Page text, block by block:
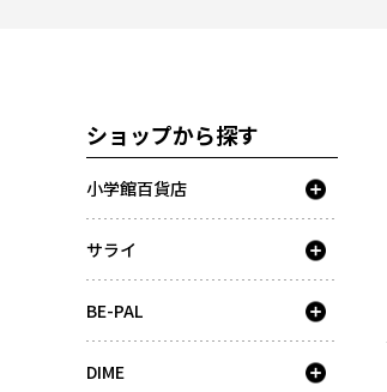
ショップから探す
小学館百貨店
サライ
BE-PAL
DIME